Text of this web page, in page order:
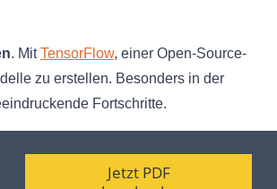
. MitTensorFlow, einer Open-Source-
zu erstellen. Besonders in der
Fortschritte.